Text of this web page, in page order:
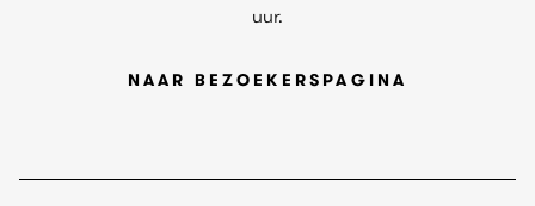
uur.
NAAR BEZOEKERSPAGINA